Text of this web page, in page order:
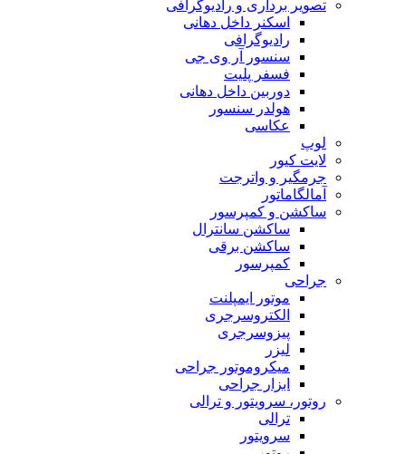
تصویر برداری و رادیوگرافی
اسکنر داخل دهانی
رادیوگرافی
سنسور آر وی جی
فسفر پلیت
دوربین داخل دهانی
هولدر سنسور
عکاسی
لوپ
لایت کیور
جرمگیر و واترجت
آمالگاماتور
ساکشن و کمپرسور
ساکشن سانترال
ساکشن برقی
کمپرسور
جراحی
موتور ایمپلنت
الکتروسرجری
پیزوسرجری
لیزر
میکروموتور جراحی
ابزار جراحی
روتور، سرویتور و ترالی
ترالی
سرویتور